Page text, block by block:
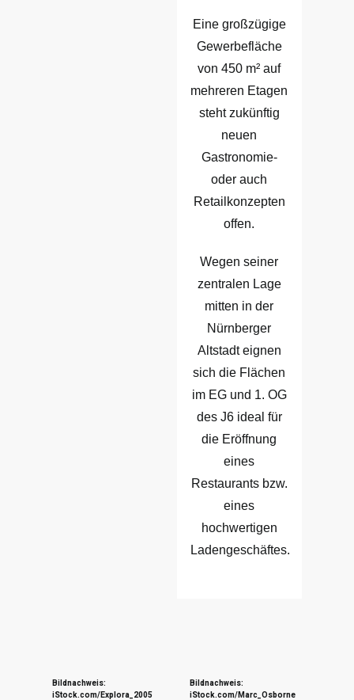
Eine großzügige
Gewerbefläche
von 450 m² auf
mehreren Etagen
steht zukünftig
neuen
Gastronomie-
oder auch
Retailkonzepten
offen.
Wegen seiner
zentralen Lage
mitten in der
Nürnberger
Altstadt eignen
sich die Flächen
im EG und 1. OG
des J6 ideal für
die Eröffnung
eines
Restaurants bzw.
eines
hochwertigen
Ladengeschäftes.
Bildnachweis:
iStock.com/Explora_2005
Bildnachweis:
iStock.com/Marc_Osborne